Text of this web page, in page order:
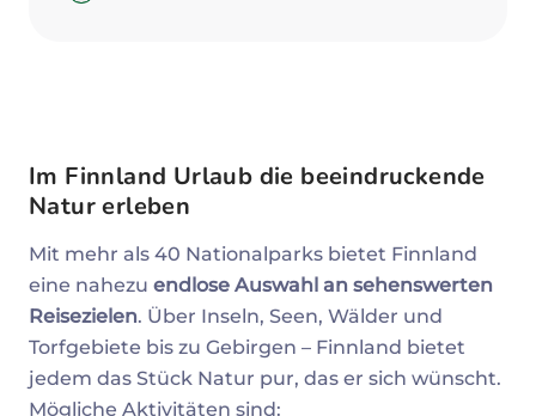
Im Finnland Urlaub die beeindruckende
Natur erleben
Mit mehr als 40 Nationalparks bietet Finnland
eine nahezu endlose Auswahl an sehenswerten
Reisezielen. Über Inseln, Seen, Wälder und
Torfgebiete bis zu Gebirgen – Finnland bietet
jedem das Stück Natur pur, das er sich wünscht.
Mögliche Aktivitäten sind: